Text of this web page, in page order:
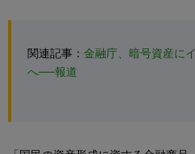
関連記事： 金融庁、暗号資産に
へ──報道